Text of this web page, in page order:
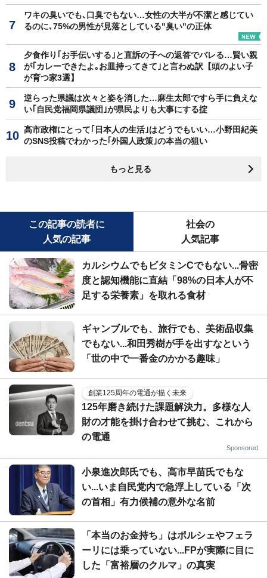
ワキの臭いでも､口臭でもない…女性の大半が不潔と感じてい
るのに､75%の男性が見落としている"臭い"の正体
夕食作り｢お手伝いする｣と直訴の子への返答でバレる…賢い親
が｢カレーできたよ｡お皿持ってきて｣と言わぬ訳【頭のよい子
が育つ家3選】
逆らった県議は次々と姿を消した…麻生太郎ですら手に負えな
い｢自民党福岡県議団｣が県民よりも大事にする掟
高市政権にとって｢日本人の生活｣はどうでもいい…小野田紀美
のSNS投稿でわかった｢外国人政策｣の本当の狙い
もっと見る
この記事の読者に
人気の記事
社会の
人気記事
カルシウムでもビタミンCでもない...骨密
度と認知機能に直結「98%の日本人が不
足する栄養素」を取れる食材
ギャンブルでも、旅行でも、美術品収集
でもない...和田秀樹が手を出すなという
「世の中で一番金のかかる趣味」
創業125周年の電通が描く未来
125年磨き続けた課題解決力。多様な人
財の才能を掛け合わせて挑む、これから
の電通
Sponsored
小泉進次郎氏でも、高市早苗氏でもな
い...いま自民党内で急浮上している「次
の首相」有力候補の意外な名前
「本当のお金持ち」はポルシェやフェラ
ーリには乗っていない...FPが実際に目に
した「富裕層のクルマ」の真実